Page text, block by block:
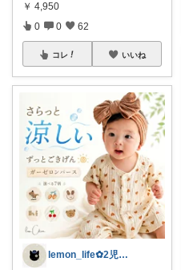
￥ 4,950
0 0 62
コレ いいね
lemon_life✿2児ママ